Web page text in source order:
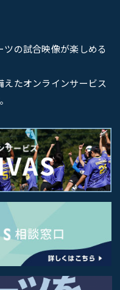
の試合映像が楽しめる
たオンラインサービス